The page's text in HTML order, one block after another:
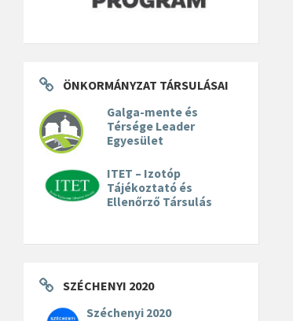
ÖNKORMÁNYZAT TÁRSULÁSAI
Galga-mente és
Térsége Leader
Egyesület
ITET – Izotóp
Tájékoztató és
Ellenőrző Társulás
SZÉCHENYI 2020
Széchenyi 2020